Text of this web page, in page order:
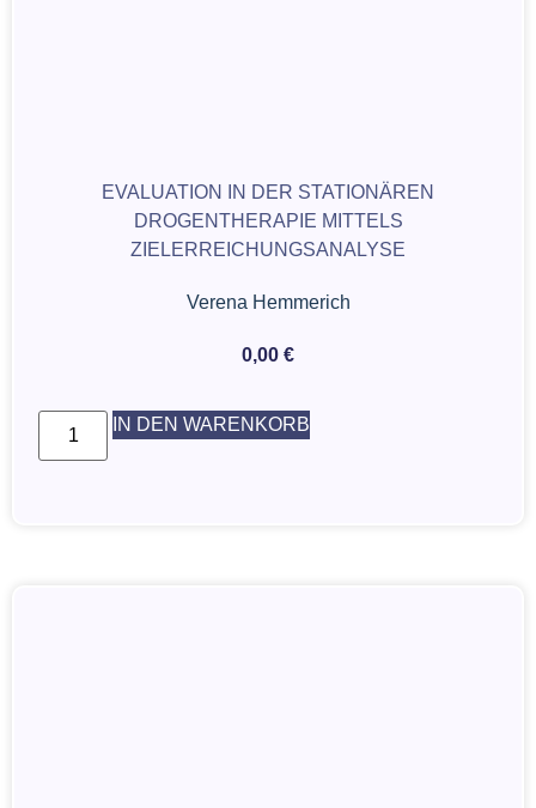
EVALUATION IN DER STATIONÄREN
DROGENTHERAPIE MITTELS
ZIELERREICHUNGSANALYSE
Verena Hemmerich
0,00 €
IN DEN WARENKORB